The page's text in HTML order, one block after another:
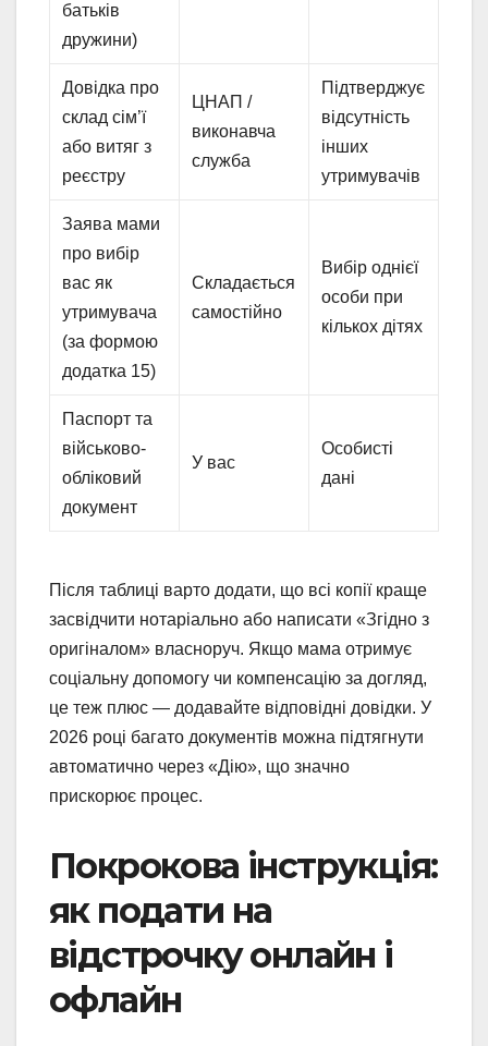
батьків
дружини)
Довідка про
склад сім’ї
або витяг з
реєстру
ЦНАП /
виконавча
служба
Підтверджує
відсутність
інших
утримувачів
Заява мами
про вибір
вас як
утримувача
(за формою
додатка 15)
Складається
самостійно
Вибір однієї
особи при
кількох дітях
Паспорт та
військово-
обліковий
документ
У вас
Особисті
дані
Після таблиці варто додати, що всі копії краще
засвідчити нотаріально або написати «Згідно з
оригіналом» власноруч. Якщо мама отримує
соціальну допомогу чи компенсацію за догляд,
це теж плюс — додавайте відповідні довідки. У
2026 році багато документів можна підтягнути
автоматично через «Дію», що значно
прискорює процес.
Покрокова інструкція:
як подати на
відстрочку онлайн і
офлайн